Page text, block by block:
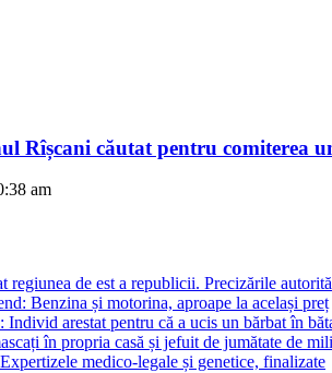
Rîșcani căutat pentru comiterea
am
regiunea de est a republicii. Precizările
Benzina și motorina, aproape la același preț
arestat pentru că a ucis un bărbat în
în propria casă și jefuit de jumătate de
medico-legale și genetice, finalizate